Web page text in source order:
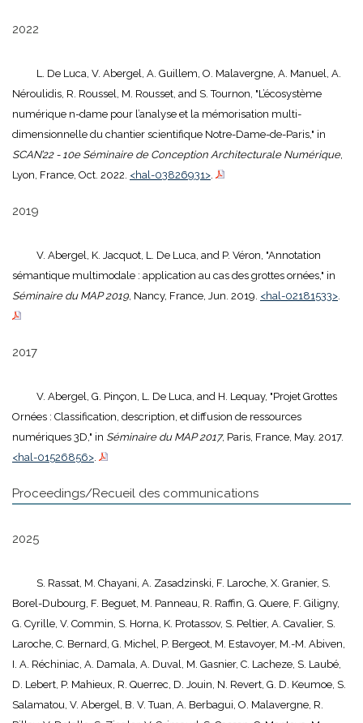
2022
L. De Luca, V. Abergel, A. Guillem, O. Malavergne, A. Manuel, A.
Néroulidis, R. Roussel, M. Rousset, and S. Tournon, "L’écosystème
numérique n-dame pour l’analyse et la mémorisation multi-
dimensionnelle du chantier scientifique Notre-Dame-de-Paris," in
SCAN’22 - 10e Séminaire de Conception Architecturale Numérique,
Lyon, France, Oct. 2022. <hal-03826931>
2019
V. Abergel, K. Jacquot, L. De Luca, and P. Véron, "Annotation
sémantique multimodale : application au cas des grottes ornées," in
Séminaire du MAP 2019 , Nancy, France, Jun. 2019. <hal-02181533>
2017
V. Abergel, G. Pinçon, L. De Luca, and H. Lequay, "Projet Grottes
Ornées : Classification, description, et diffusion de ressources
numériques 3D," in Séminaire du MAP 2017, Paris, France, May. 2017.
<hal-01526856>
Proceedings/Recueil des communications
2025
S. Rassat, M. Chayani, A. Zasadzinski, F. Laroche, X. Granier, S.
Borel-Dubourg, F. Beguet, M. Panneau, R. Raffin, G. Quere, F. Giligny,
G. Cyrille, V. Commin, S. Horna, K. Protassov, S. Peltier, A. Cavalier, S.
Laroche, C. Bernard, G. Michel, P. Bergeot, M. Estavoyer, M.-M. Abiven,
I. A. Réchiniac, A. Damala, A. Duval, M. Gasnier, C. Lacheze, S. Laubé,
D. Lebert, P. Mahieux, R. Querrec, D. Jouin, N. Revert, G. D. Keumoe, S.
Salamatou, V. Abergel, B. V. Tuan, A. Berbagui, O. Malavergne, R.